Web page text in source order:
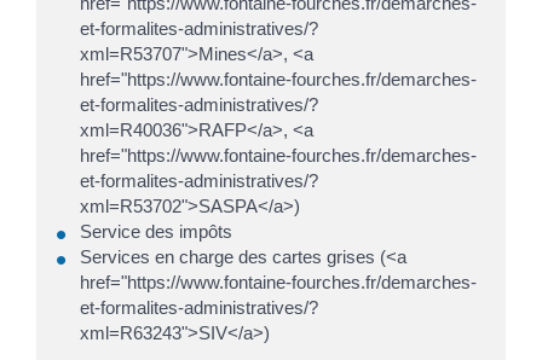
et-formalites-administratives/?
xml=R53707">Mines</a>, <a
href="https://www.fontaine-fourches.fr/demarches-
et-formalites-administratives/?
xml=R40036">RAFP</a>, <a
href="https://www.fontaine-fourches.fr/demarches-
et-formalites-administratives/?
xml=R53702">SASPA</a>)
Service des impôts
Services en charge des cartes grises (<a
href="https://www.fontaine-fourches.fr/demarches-
et-formalites-administratives/?
xml=R63243">SIV</a>)